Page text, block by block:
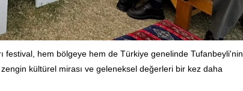
festival, hem bölgeye hem de Türkiye genelinde Tufanbeyli'nin
zengin kültürel mirası ve geleneksel değerleri bir kez daha